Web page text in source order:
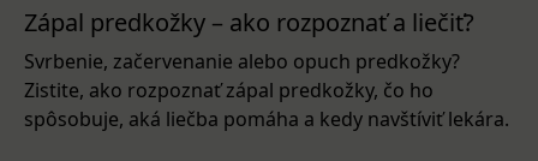
Zápal predkožky – ako rozpoznať a liečiť?
Svrbenie, začervenanie alebo opuch predkožky?
Zistite, ako rozpoznať zápal predkožky, čo ho
spôsobuje, aká liečba pomáha a kedy navštíviť lekára.